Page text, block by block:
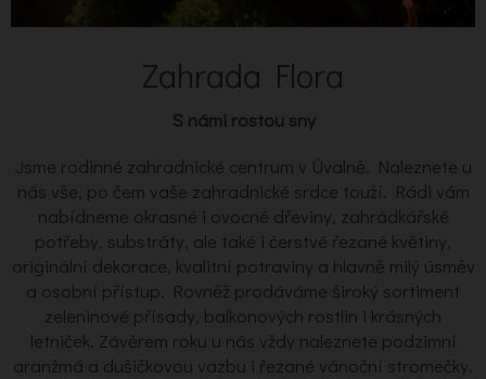
Zahrada Flora
S námi rostou sny
Jsme rodinné zahradnické centrum v Úvalně. Naleznete u
nás vše, po čem vaše zahradnické srdce touží. Rádi vám
nabídneme okrasné i ovocné dřeviny, zahrádkářské
potřeby, substráty, ale také i čerstvé řezané květiny,
originální dekorace, kvalitní potraviny a hlavně milý úsměv
a osobní přístup. Rovněž prodáváme široký sortiment
zeleninové přísady, balkonových rostlin i krásných
letniček. Závěrem roku u nás vždy naleznete podzimní
aranžmá a dušičkovou vazbu i řezané vánoční stromečky.